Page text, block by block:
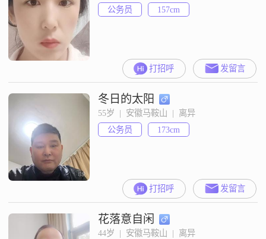
条件比我好很多的您别考虑我我承
受不起
公务员
157cm
打招呼 发留言
冬日的太阳
55岁  |  安徽马鞍山  |  离异
公务员
173cm
打招呼 发留言
花落意自闲
44岁  |  安徽马鞍山  |  离异